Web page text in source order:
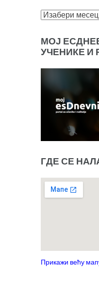
Архиве
МОЈ
УЧЕНИКЕ И
ГДЕ СЕ
Прикажи већу